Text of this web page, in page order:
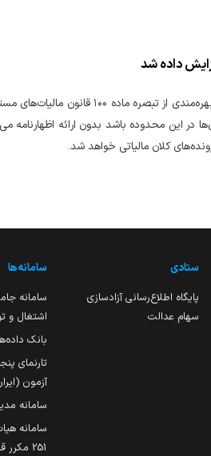
این محدوده باشد بدون ارائه اظهارنامه
کلان مالیاتی خواهد شد.
ستادی
پایگاه اطلاع‌رسانی آزادسازی
سهام عدالت
سامانه‌ها
سامانه
اشتغال و
بانک
تارنمای
آزمون
سامانه
سامانه
251